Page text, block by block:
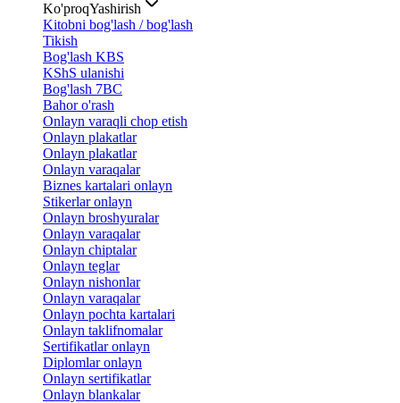
Ko'proqYashirish
Kitobni bog'lash / bog'lash
Tikish
Bog'lash KBS
KShS ulanishi
Bog'lash 7BC
Bahor o'rash
Onlayn varaqli chop etish
Onlayn plakatlar
Onlayn plakatlar
Onlayn varaqalar
Biznes kartalari onlayn
Stikerlar onlayn
Onlayn broshyuralar
Onlayn varaqalar
Onlayn chiptalar
Onlayn teglar
Onlayn nishonlar
Onlayn varaqalar
Onlayn pochta kartalari
Onlayn taklifnomalar
Sertifikatlar onlayn
Diplomlar onlayn
Onlayn sertifikatlar
Onlayn blankalar